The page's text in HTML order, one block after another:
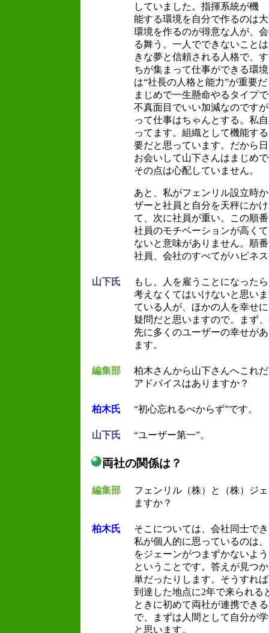
していました。指揮系統が機
能する環境を自分で作るのは
環境を作るのが得意な人が、
る舞う。一人でできないこと
きな夢と信頼される人格で、
ちが集まって仕事ができる環
は“社長の人格と能力”が重要
まじめで一生懸命やるタイプ
不真面目でいい加減なのです
って仕事はちゃんとする。私
ってます。組織として機能す
要だと思っています。だから
お会いして山下さんはまじめ
その点は心配していません。
あと、私がフェンリル設立時
ザーと社員と自分を天秤にか
て、次に社員が重い。この順
社員のモチベーションが高く
ないと意味がありません。順
社員、会社のすべてがハピネ
山下氏
もし、人を雇うことになった
考えなくてはいけないと思い
ている人が、ほかの人を幸せ
疑問だと思いますので。まず
先に多くのユーザーの幸せが
ます。
編集部
柏木さんから山下さんへこれ
アドバイスはありますか？
柏木氏 “初心忘れるべからず”です。
山下氏 “ユーザー第一”。
両社の関係は？
編集部
フェンリル（株）と（株）ジ
ますか？
柏木氏
そこについては、会社同士で
私が個人的に思っているのは
をジェーンがつまずかないよ
ということです。答えが見つ
単だったりします。そうすれ
到達した地点に2年で来られる
ときに初めて両社が連携でき
で、まずは人間として自分が
と思います。